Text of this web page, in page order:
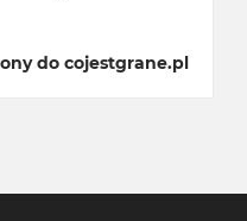
do cojestgrane.pl